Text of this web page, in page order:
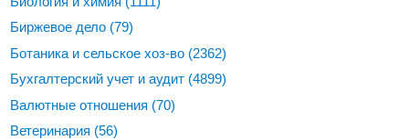
Биржевое дело (79)
Ботаника и сельское хоз-во (2362)
Бухгалтерский учет и аудит (4899)
Валютные отношения (70)
Ветеринария (56)